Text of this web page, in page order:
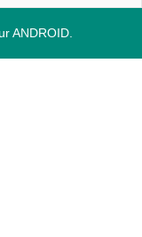
ANDROID.